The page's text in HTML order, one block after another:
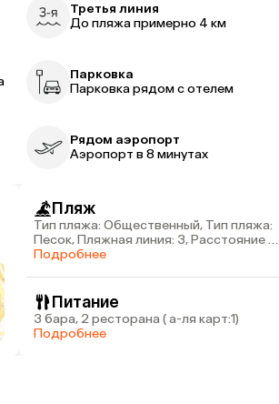
Третья линия
До пляжа примерно 4 км
Парковка
Парковка рядом с отелем
Рядом аэропорт
Аэропорт в 8 минутах
Пляж
Тип пляжа: Общественный, Тип пляжа:
Песок, Пляжная линия: 3, Расстояние до
пляжа: 4 км
Подробнее
Питание
3 бара, 2 ресторана ( а-ля карт:1)
Подробнее